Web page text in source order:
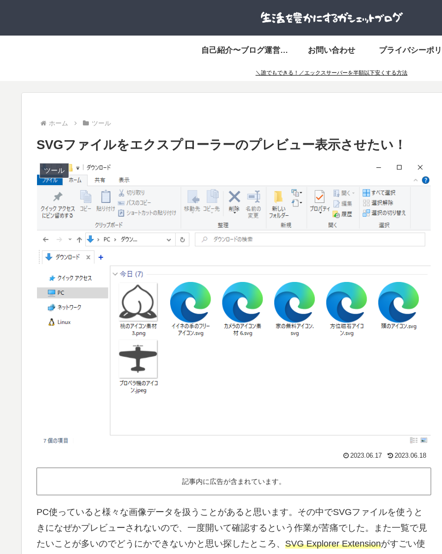
自己紹介〜ブログ運営している筆者「かずき」〜 お問い合わせ プライバシーポ
＼誰でもできる！／エックスサーバーを半額以下安くする方法
ホーム ツール
SVGファイルをエクスプローラーのプレビュー表示させたい！
ツール
2023.06.17 2023.06.18
記事内に広告が含まれています。
PC使っていると様々な画像データを扱うことがあると思います。その中でSVGファイルを使うと
きになぜかプレビューされないので、一度開いて確認するという作業が苦痛でした。また一覧で見
たいことが多いのでどうにかできないかと思い探したところ、 SVG Explorer Extensionがすごい使